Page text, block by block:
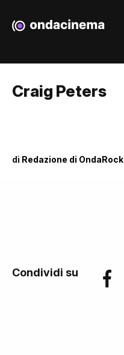
Craig Peters
di Redazione di OndaRock
Condividi su